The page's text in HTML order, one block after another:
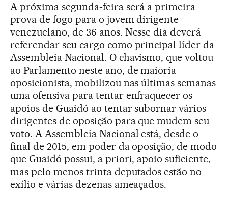
A próxima segunda-feira será a primeira
prova de fogo para o jovem dirigente
venezuelano, de 36 anos. Nesse dia deverá
referendar seu cargo como principal líder da
Assembleia Nacional. O chavismo, que voltou
ao Parlamento neste ano, de maioria
oposicionista, mobilizou nas últimas semanas
uma ofensiva para tentar enfraquecer os
apoios de Guaidó ao tentar subornar vários
dirigentes de oposição para que mudem seu
voto. A Assembleia Nacional está, desde o
final de 2015, em poder da oposição, de modo
que Guaidó possui, a priori, apoio suficiente,
mas pelo menos trinta deputados estão no
exílio e várias dezenas ameaçados.